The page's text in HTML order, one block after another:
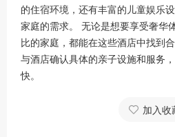
的住宿环境，还有丰富的儿童娱乐
家庭的需求。 无论是想要享受奢华
比的家庭，都能在这些酒店中找到
与酒店确认具体的亲子设施和服务
快。
加入收